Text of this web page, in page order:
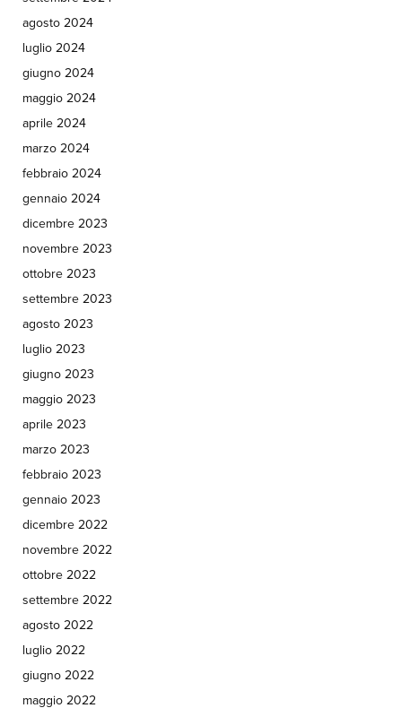
agosto 2024
luglio 2024
giugno 2024
maggio 2024
aprile 2024
marzo 2024
febbraio 2024
gennaio 2024
dicembre 2023
novembre 2023
ottobre 2023
settembre 2023
agosto 2023
luglio 2023
giugno 2023
maggio 2023
aprile 2023
marzo 2023
febbraio 2023
gennaio 2023
dicembre 2022
novembre 2022
ottobre 2022
settembre 2022
agosto 2022
luglio 2022
giugno 2022
maggio 2022